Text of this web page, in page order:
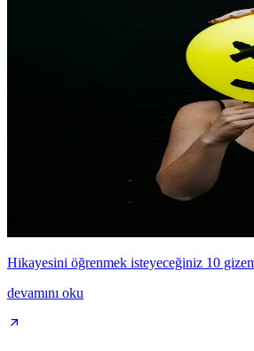
Hikayesini öğrenmek isteyeceğiniz 10
devamını oku